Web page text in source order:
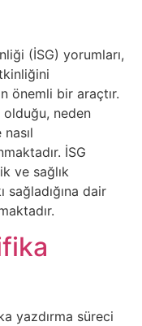
(İSG) yorumları,
önemli bir araçtır.
olduğu, neden
İSG
ve sağlık
sağladığına dair
yazdırma süreci